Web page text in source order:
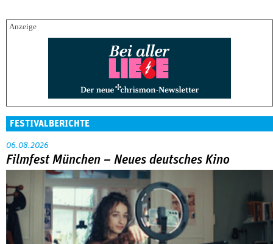
FESTIVALBERICHTE
06.08.2026
Filmfest München – Neues deutsches Kino